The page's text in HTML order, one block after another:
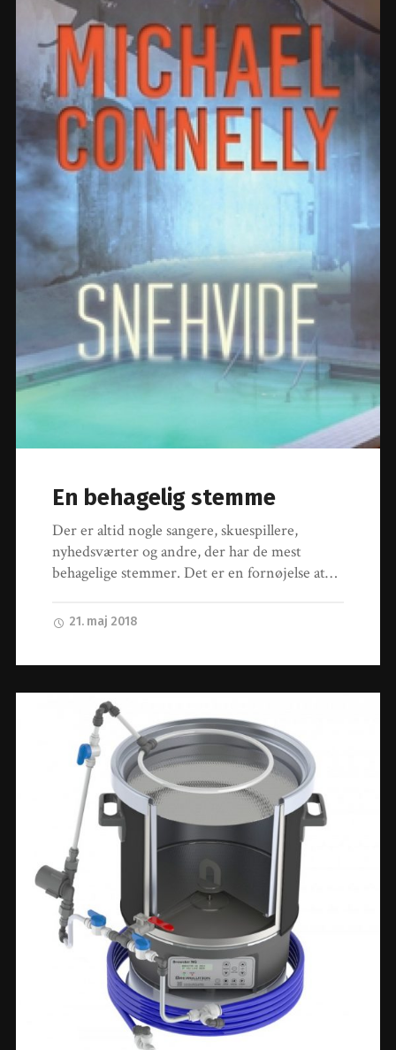
En behagelig stemme
Der er altid nogle sangere, skuespillere,
nyhedsværter og andre, der har de mest
behagelige stemmer. Det er en fornøjelse at…
21. maj 2018